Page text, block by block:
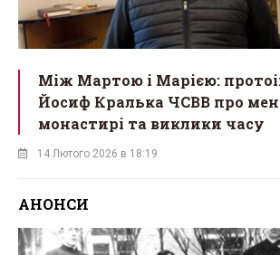
Між Мартою і Марією:
Йосиф Кралька ЧСВВ про
монастирі та виклики часу
14 Лютого 2026 в 18:19
АНОНСИ